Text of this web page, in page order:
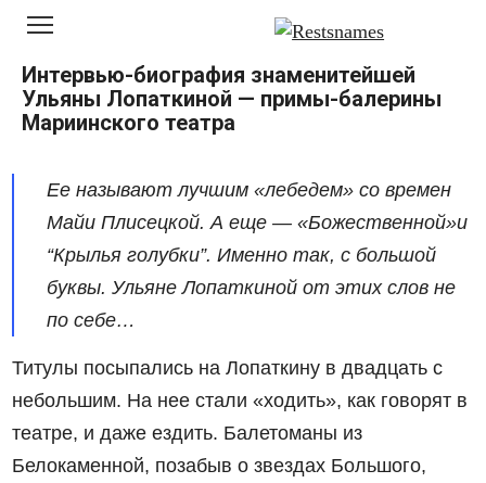
Перейти
контенту
Интервью-биография знаменитейшей
Ульяны Лопаткиной — примы-балерины
Мариинского театра
Ее называют лучшим «лебедем» со времен
Майи Плисецкой. А еще — «Божественной»и
“Крылья голубки”. Именно так, с большой
буквы. Ульяне Лопаткиной от этих слов не
по себе…
Титулы посыпались на Лопаткину в двадцать с
небольшим. На нее стали «ходить», как говорят в
театре, и даже ездить. Балетоманы из
Белокаменной, позабыв о звездах Большого,